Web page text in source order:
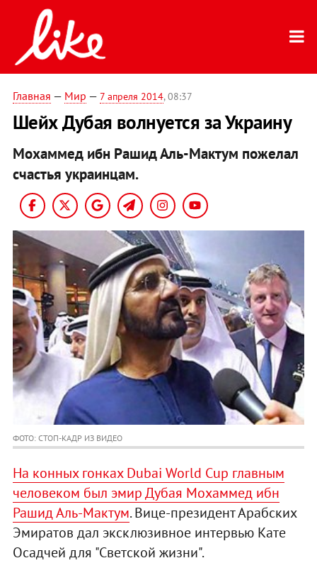
Главная — Мир — 7 апреля 2014, 08:37
Шейх Дубая волнуется за Украину
Мохаммед ибн Рашид Аль-Мактум пожелал
счастья украинцам.
ФОТО: СТОП-КАДР ИЗ ВИДЕО
На конных гонках Dubai World Cup главным
человеком был эмир Дубая Мохаммед ибн
Рашид Аль-Мактум. Вице-президент Арабских
Эмиратов дал эксклюзивное интервью Кате
Осадчей для "Светской жизни".